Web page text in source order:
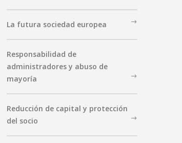
La futura sociedad europea
Responsabilidad de
administradores y abuso de
mayoría
Reducción de capital y protección
del socio